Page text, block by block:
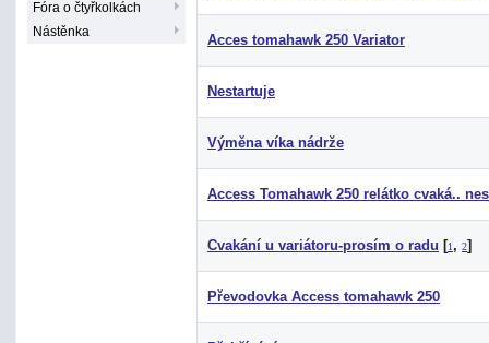
Fóra o čtyřkolkách
Nástěnka
Acces tomahawk 250 Variator
Nestartuje
Výměna víka nádrže
Access Tomahawk 250 relátko cvaká..
Cvakání u variátoru-prosím o radu [1 , 2]
Převodovka Access tomahawk 250